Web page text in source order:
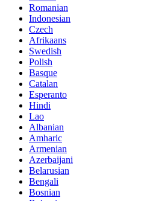
Romanian
Indonesian
Czech
Afrikaans
Swedish
Polish
Basque
Catalan
Esperanto
Hindi
Lao
Albanian
Amharic
Armenian
Azerbaijani
Belarusian
Bengali
Bosnian